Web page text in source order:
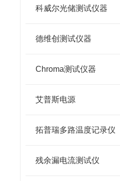
科威尔光储测试仪器
德维创测试仪器
Chroma测试仪器
艾普斯电源
拓普瑞多路温度记录仪
残余漏电流测试仪